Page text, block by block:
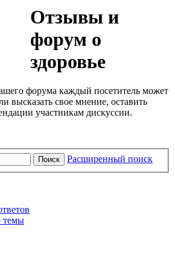
Отзывы и
форум о
здоровье
форума каждый посетитель может
высказать свое мнение, оставить
участникам дискуссии.
Поиск Расширенный поиск
темы